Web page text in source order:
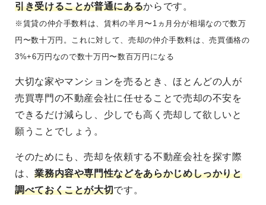
引き受けることが普通にあるからです。
※賃貸の仲介手数料は、賃料の半月〜1ヵ月分が相場なので数万
円〜数十万円。これに対して、売却の仲介手数料は、売買価格の
3%+6万円なので数十万円〜数百万円になる
大切な家やマンションを売るとき、ほとんどの人が
売買専門の不動産会社に任せることで売却の不安を
できるだけ減らし、少しでも高く売却して欲しいと
願うことでしょう。
そのためにも、売却を依頼する不動産会社を探す際
は、業務内容や専門性などをあらかじめしっかりと
調べておくことが大切です。